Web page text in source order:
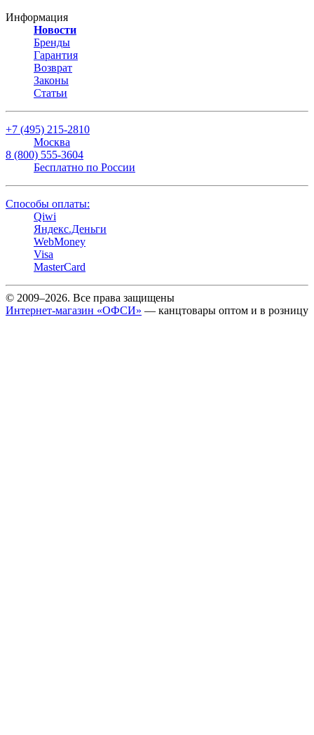
Информация
Новости
Бренды
Гарантия
Возврат
Законы
Статьи
+7 (495) 215-2810
Москва
8 (800) 555-3604
Бесплатно по России
Способы оплаты:
Qiwi
Яндекс.Деньги
WebMoney
Visa
MasterCard
© 2009–2026. Все права защищены
Интернет-магазин «ОФСИ» — канцтовары оптом и в розницу